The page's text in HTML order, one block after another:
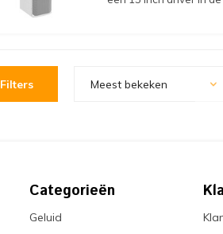
Filters Meest bekeken
Categorieën
Geluid